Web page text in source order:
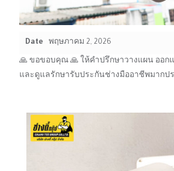
Date พฤษภาคม 2, 2026
🙏 ขอขอบคุณ 🙏 ให้คำปรึกษาวางแผน ออก
และดูแลรักษารับประกันช่างมืออาชีพมากป